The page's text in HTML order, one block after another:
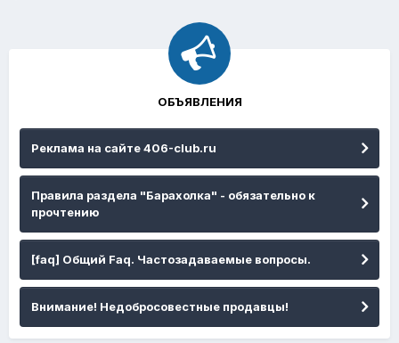
ОБЪЯВЛЕНИЯ
Реклама на сайте 406-club.ru
Правила раздела "Барахолка" - обязательно к
прочтению
[faq] Общий Faq. Частозадаваемые вопросы.
Внимание! Недобросовестные продавцы!